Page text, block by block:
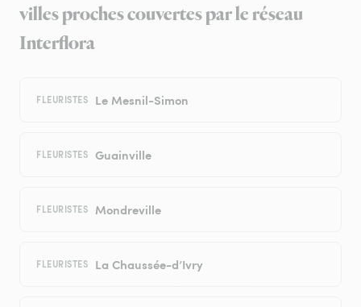
villes proches couvertes par le réseau
Interflora
FLEURISTES Le Mesnil-Simon
FLEURISTES Guainville
FLEURISTES Mondreville
FLEURISTES La Chaussée-d’Ivry